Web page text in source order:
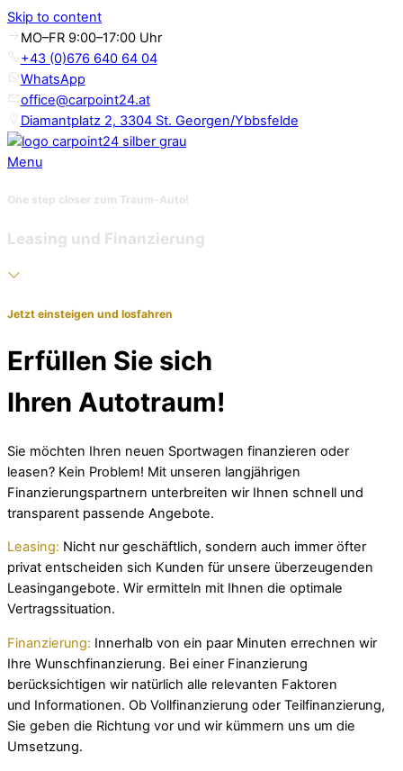
Skip to content
MO–FR 9:00–17:00 Uhr
+43 (0)676 640 64 04
WhatsApp
office@carpoint24.at
Diamantplatz 2, 3304 St. Georgen/Ybbsfelde
Menu
One step closer zum Traum-Auto!
Leasing und Finanzierung
Jetzt einsteigen und losfahren
Erfüllen Sie sich
Ihren Autotraum!
Sie möchten Ihren neuen Sportwagen finanzieren oder
leasen? Kein Problem! Mit unseren langjährigen
Finanzierungspartnern unterbreiten wir Ihnen schnell und
transparent passende Angebote.
Leasing: Nicht nur geschäftlich, sondern auch immer öfter
privat entscheiden sich Kunden für unsere überzeugenden
Leasingangebote. Wir ermitteln mit Ihnen die optimale
Vertragssituation.
Finanzierung: Innerhalb von ein paar Minuten errechnen wir
Ihre Wunschfinanzierung. Bei einer Finanzierung
berücksichtigen wir natürlich alle relevanten Faktoren
und Informationen. Ob Vollfinanzierung oder Teilfinanzierung,
Sie geben die Richtung vor und wir kümmern uns um die
Umsetzung.